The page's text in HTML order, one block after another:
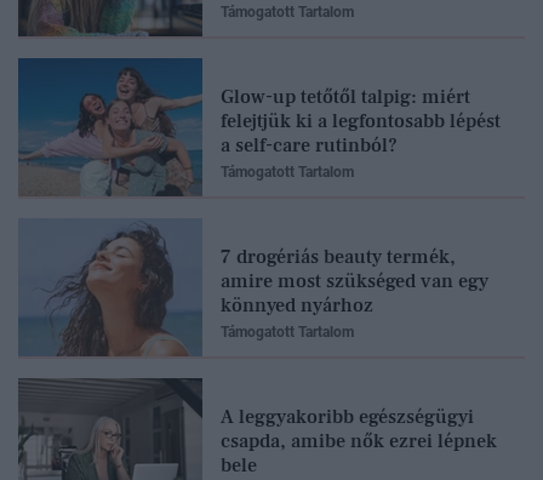
Támogatott Tartalom
Glow-up tetőtől talpig: miért
felejtjük ki a legfontosabb lépést
a self-care rutinból?
Támogatott Tartalom
7 drogériás beauty termék,
amire most szükséged van egy
könnyed nyárhoz
Támogatott Tartalom
A leggyakoribb egészségügyi
csapda, amibe nők ezrei lépnek
bele